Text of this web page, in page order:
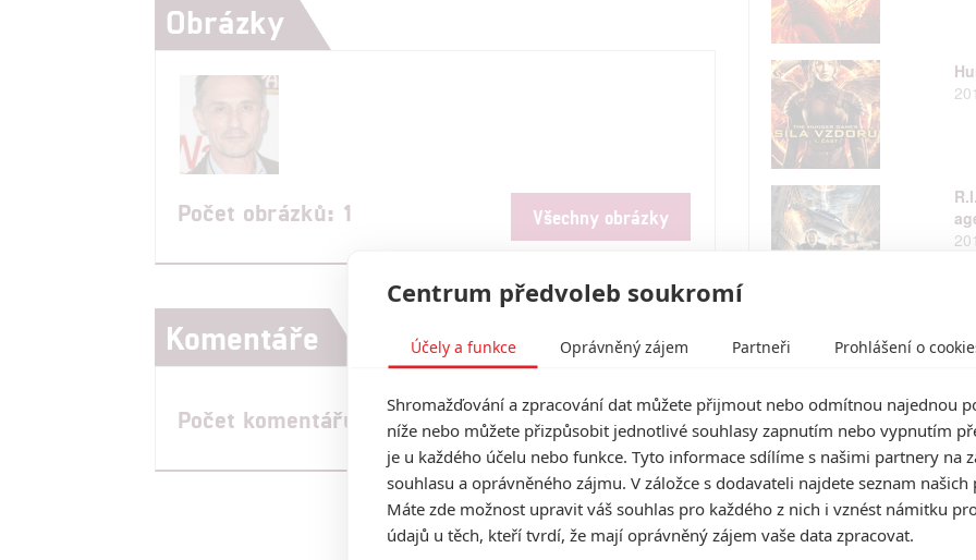
Obrázky
Počet obrázků: 1 Všechny obrázky
Komentáře
Počet komentářů: 0 Vstoupit do diskuze
Centrum předvoleb soukromí
Účely a funkce Oprávněný zájem Partneři Prohlášení o
Shromažďování a zpracování dat můžete přijmout nebo odmítnou najednou
níže nebo můžete přizpůsobit jednotlivé souhlasy zapnutím nebo vypnutím
je u každého účelu nebo funkce. Tyto informace sdílíme s našimi partnery na
souhlasu a oprávněného zájmu. V záložce s dodavateli najdete seznam našich
Máte zde možnost upravit váš souhlas pro každého z nich i vznést námitku
údajů u těch, kteří tvrdí, že mají oprávněný zájem vaše data zpracovat.